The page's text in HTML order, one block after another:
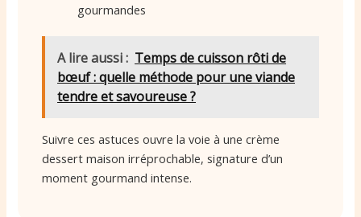
gourmandes
A lire aussi : Temps de cuisson rôti de
bœuf : quelle méthode pour une viande
tendre et savoureuse ?
Suivre ces astuces ouvre la voie à une crème
dessert maison irréprochable, signature d’un
moment gourmand intense.